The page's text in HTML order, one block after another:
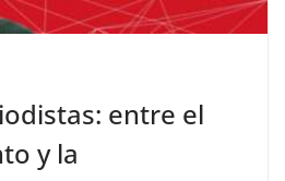
entre el
y la